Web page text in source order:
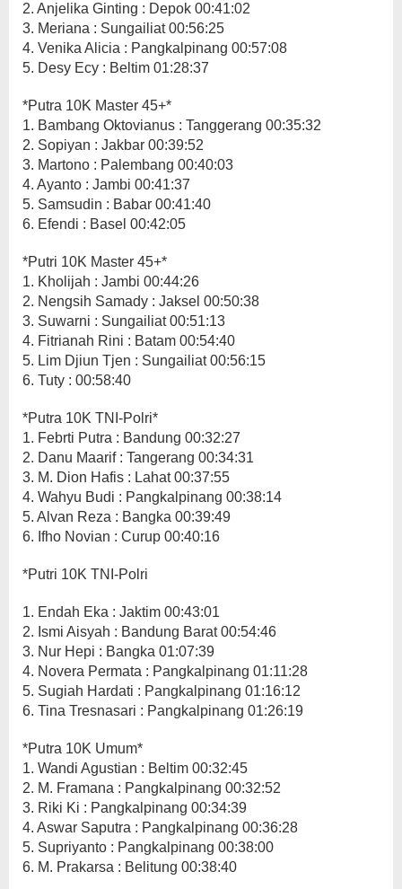
2. Anjelika Ginting : Depok 00:41:02
3. Meriana : Sungailiat 00:56:25
4. Venika Alicia : Pangkalpinang 00:57:08
5. Desy Ecy : Beltim 01:28:37
*Putra 10K Master 45+*
1. Bambang Oktovianus : Tanggerang 00:35:32
2. Sopiyan : Jakbar 00:39:52
3. Martono : Palembang 00:40:03
4. Ayanto : Jambi 00:41:37
5. Samsudin : Babar 00:41:40
6. Efendi : Basel 00:42:05
*Putri 10K Master 45+*
1. Kholijah : Jambi 00:44:26
2. Nengsih Samady : Jaksel 00:50:38
3. Suwarni : Sungailiat 00:51:13
4. Fitrianah Rini : Batam 00:54:40
5. Lim Djiun Tjen : Sungailiat 00:56:15
6. Tuty : 00:58:40
*Putra 10K TNI-Polri*
1. Febrti Putra : Bandung 00:32:27
2. Danu Maarif : Tangerang 00:34:31
3. M. Dion Hafis : Lahat 00:37:55
4. Wahyu Budi : Pangkalpinang 00:38:14
5. Alvan Reza : Bangka 00:39:49
6. Ifho Novian : Curup 00:40:16
*Putri 10K TNI-Polri
1. Endah Eka : Jaktim 00:43:01
2. Ismi Aisyah : Bandung Barat 00:54:46
3. Nur Hepi : Bangka 01:07:39
4. Novera Permata : Pangkalpinang 01:11:28
5. Sugiah Hardati : Pangkalpinang 01:16:12
6. Tina Tresnasari : Pangkalpinang 01:26:19
*Putra 10K Umum*
1. Wandi Agustian : Beltim 00:32:45
2. M. Framana : Pangkalpinang 00:32:52
3. Riki Ki : Pangkalpinang 00:34:39
4. Aswar Saputra : Pangkalpinang 00:36:28
5. Supriyanto : Pangkalpinang 00:38:00
6. M. Prakarsa : Belitung 00:38:40